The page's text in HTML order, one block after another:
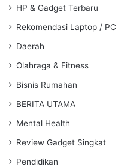
HP & Gadget Terbaru
Rekomendasi Laptop / PC
Daerah
Olahraga & Fitness
Bisnis Rumahan
BERITA UTAMA
Mental Health
Review Gadget Singkat
Pendidikan